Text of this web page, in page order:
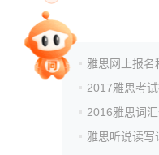
雅思网上报
2017雅思考
2016雅思词
雅思听说读写
专家指导课